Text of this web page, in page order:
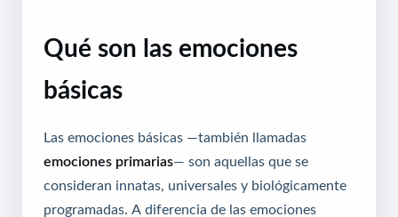
Qué son las emociones
básicas
Las emociones básicas —también llamadas
emociones primarias— son aquellas que se
consideran innatas, universales y biológicamente
programadas. A diferencia de las emociones